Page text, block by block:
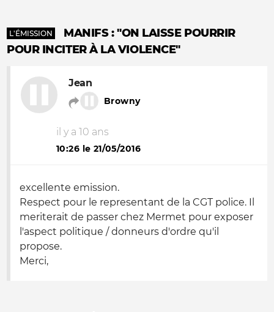
L'ÉMISSION
MANIFS : "ON LAISSE POURRIR
POUR INCITER À LA VIOLENCE"
Jean
Browny
il y a 10 ans
10:26 le 21/05/2016
excellente emission.
Respect pour le representant de la CGT police. Il
meriterait de passer chez Mermet pour exposer
l'aspect politique / donneurs d'ordre qu'il
propose.
Merci,